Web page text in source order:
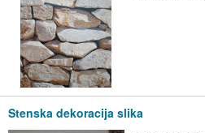
Stenska dekoracija slika